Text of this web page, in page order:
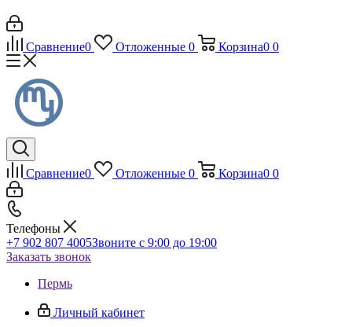
Сравнение0 Отложенные 0 Корзина0 0
Сравнение0 Отложенные 0 Корзина0 0
Телефоны
+7 902 807 4005Звоните с 9:00 до 19:00
Заказать звонок
Пермь
Личный кабинет